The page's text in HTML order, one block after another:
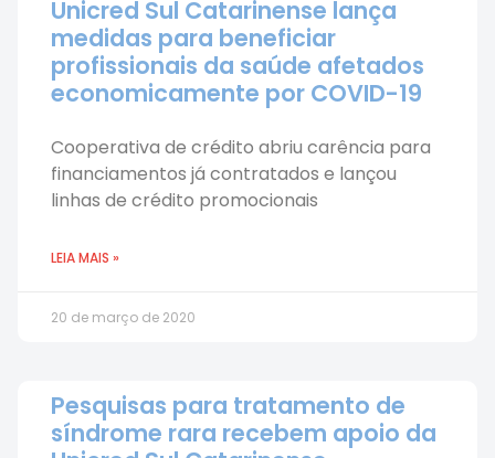
Unicred Sul Catarinense lança
medidas para beneficiar
profissionais da saúde afetados
economicamente por COVID-19
Cooperativa de crédito abriu carência para
financiamentos já contratados e lançou
linhas de crédito promocionais
LEIA MAIS »
20 de março de 2020
Pesquisas para tratamento de
síndrome rara recebem apoio da